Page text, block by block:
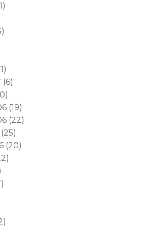
(6)
(19)
(22)
(20)